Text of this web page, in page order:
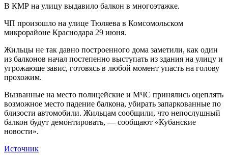
В КМР на улицу выдавило балкон в многоэтажке.
ЧП произошло на улице Тюляева в Комсомольском
микрорайоне Краснодара 29 июня.
Жильцы не так давно построенного дома заметили, как один
из балконов начал постепенно выступать из здания на улицу и
угрожающе завис, готовясь в любой момент упасть на голову
прохожим.
Вызванные на место полицейские и МЧС принялись оцеплять
возможное место падение балкона, убирать запаркованные по
близости автомобили. Жильцам сообщили, что непослушный
балкон будут демонтировать, — сообщают «Кубанские
новости».
Источник